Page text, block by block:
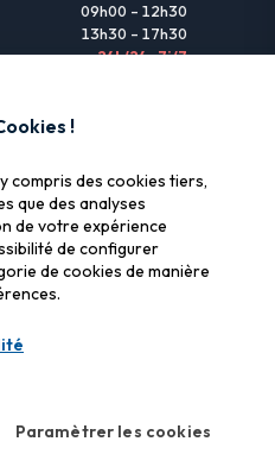
09h00 – 12h30
13h30 – 17h30
24h/24 • 7j/7
UTILES
Data Recovery
cookies
!
compris des cookies tiers,
que des analyses
de votre expérience
de configurer
de cookies de manière
Paramètrer les cookies